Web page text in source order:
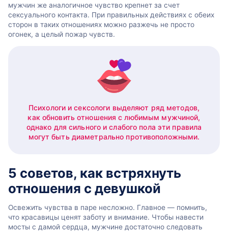
мужчин же аналогичное чувство крепнет за счет
сексуального контакта. При правильных действиях с обеих
сторон в таких отношениях можно разжечь не просто
огонек, а целый пожар чувств.
Психологи и сексологи выделяют ряд методов,
как обновить отношения с любимым мужчиной,
однако для сильного и слабого пола эти правила
могут быть диаметрально противоположными.
5 советов, как встряхнуть
отношения с девушкой
Освежить чувства в паре несложно. Главное — помнить,
что красавицы ценят заботу и внимание. Чтобы навести
мосты с дамой сердца, мужчине достаточно следовать